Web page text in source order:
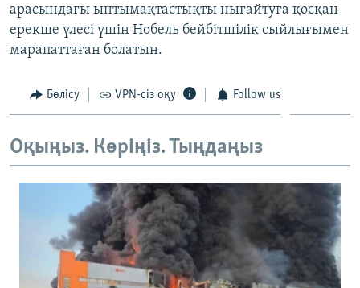
Басқа тілдерде
арасындағы ынтымақтастықты нығайтуға қосқан
ерекше үлесі үшін Нобель бейбітшілік сыйлығымен
марапаттаған болатын.
Бөлісу VPN-сіз оқу Follow us
Оқыңыз. Көріңіз. Тыңдаңыз